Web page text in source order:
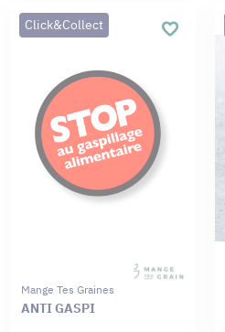
Click&Collect
Mange Tes Graines
ANTI GASPI